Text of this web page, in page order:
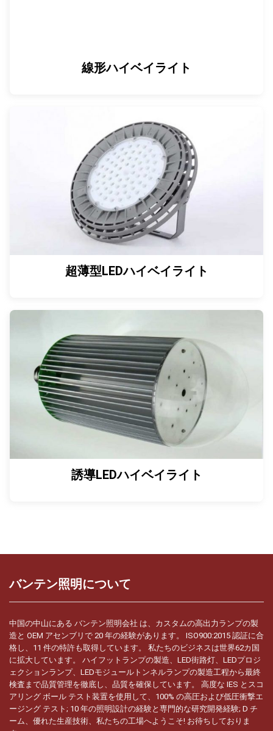
線形ハイベイライト
超薄型LEDハイベイライト
誘導LEDハイベイライト
バンテン照明について
中国の中山にある バンテン照明会社 は、カスタムの高出力ランプの製
造と OEM アセンブリで 20 年の経験があります。 ISO900:2015 認証に合
格し、11 件の特許も取得しています。 私たちのビジネスは世界62カ国
に拡大しています。 ハイフットランプの製造、LED街路灯、LEDプロジ
ェクションランプ、LEDモジュールトンネルランプの製造工程から最終
検査まで品質管理を徹底し、品質を確保しています。 高度な IES とスコ
アリング ボール テスト装置を使用して、100% の高圧および低圧衝撃エ
ージング テスト; 10 年の照明設計の経験と専門的な研究開発経験; D チ
ーム、優れた生産技術、私たちの工場へようこそ! お待ちしておりま